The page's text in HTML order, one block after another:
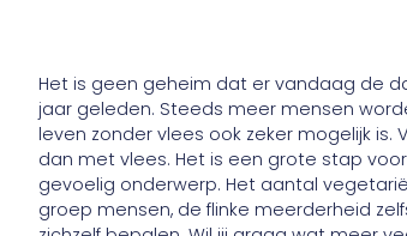
Het is geen geheim dat er vandaag de
jaar geleden. Steeds meer mensen
leven zonder vlees ook zeker mogelijk
dan met vlees. Het is een grote stap
gevoelig onderwerp. Het aantal
groep mensen, de flinke meerderheid